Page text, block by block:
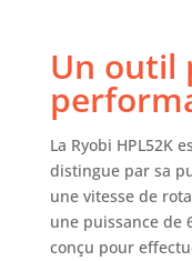
Un outil
La Ryobi HPL52K
distingue par sa
une vitesse de
une puissance de
conçu pour